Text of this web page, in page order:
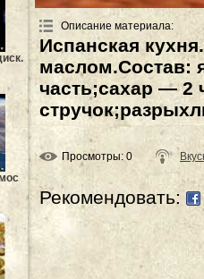
Описание материала:
Испанская
маслом.Состав:
часть;сахар — 2
Просмотры: 0
Рекомендовать: